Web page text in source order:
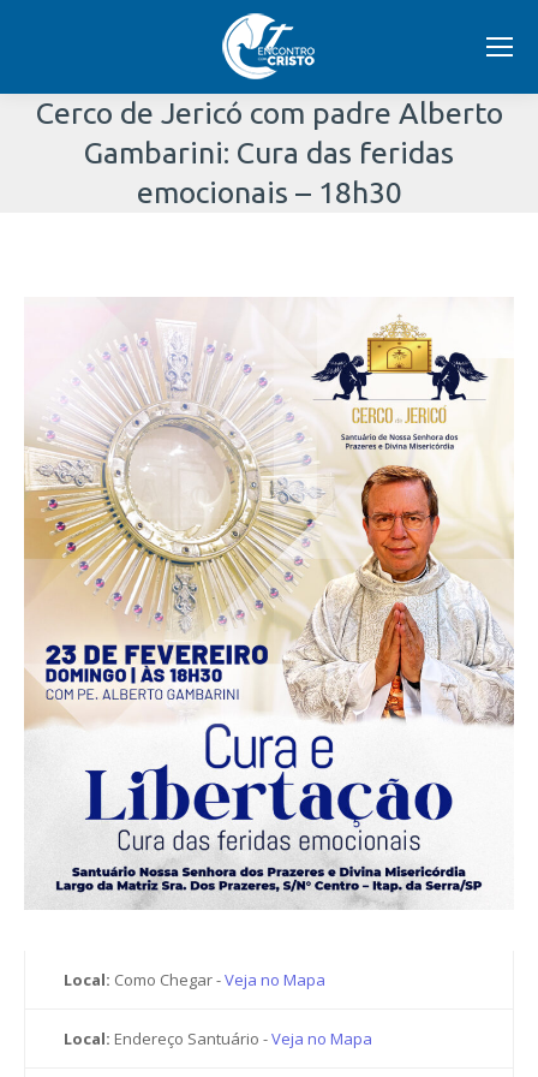
Cerco de Jericó com padre Alberto
Gambarini: Cura das feridas
emocionais – 18h30
Local: Como Chegar -Veja no Mapa
Local: Endereço Santuário -Veja no Mapa